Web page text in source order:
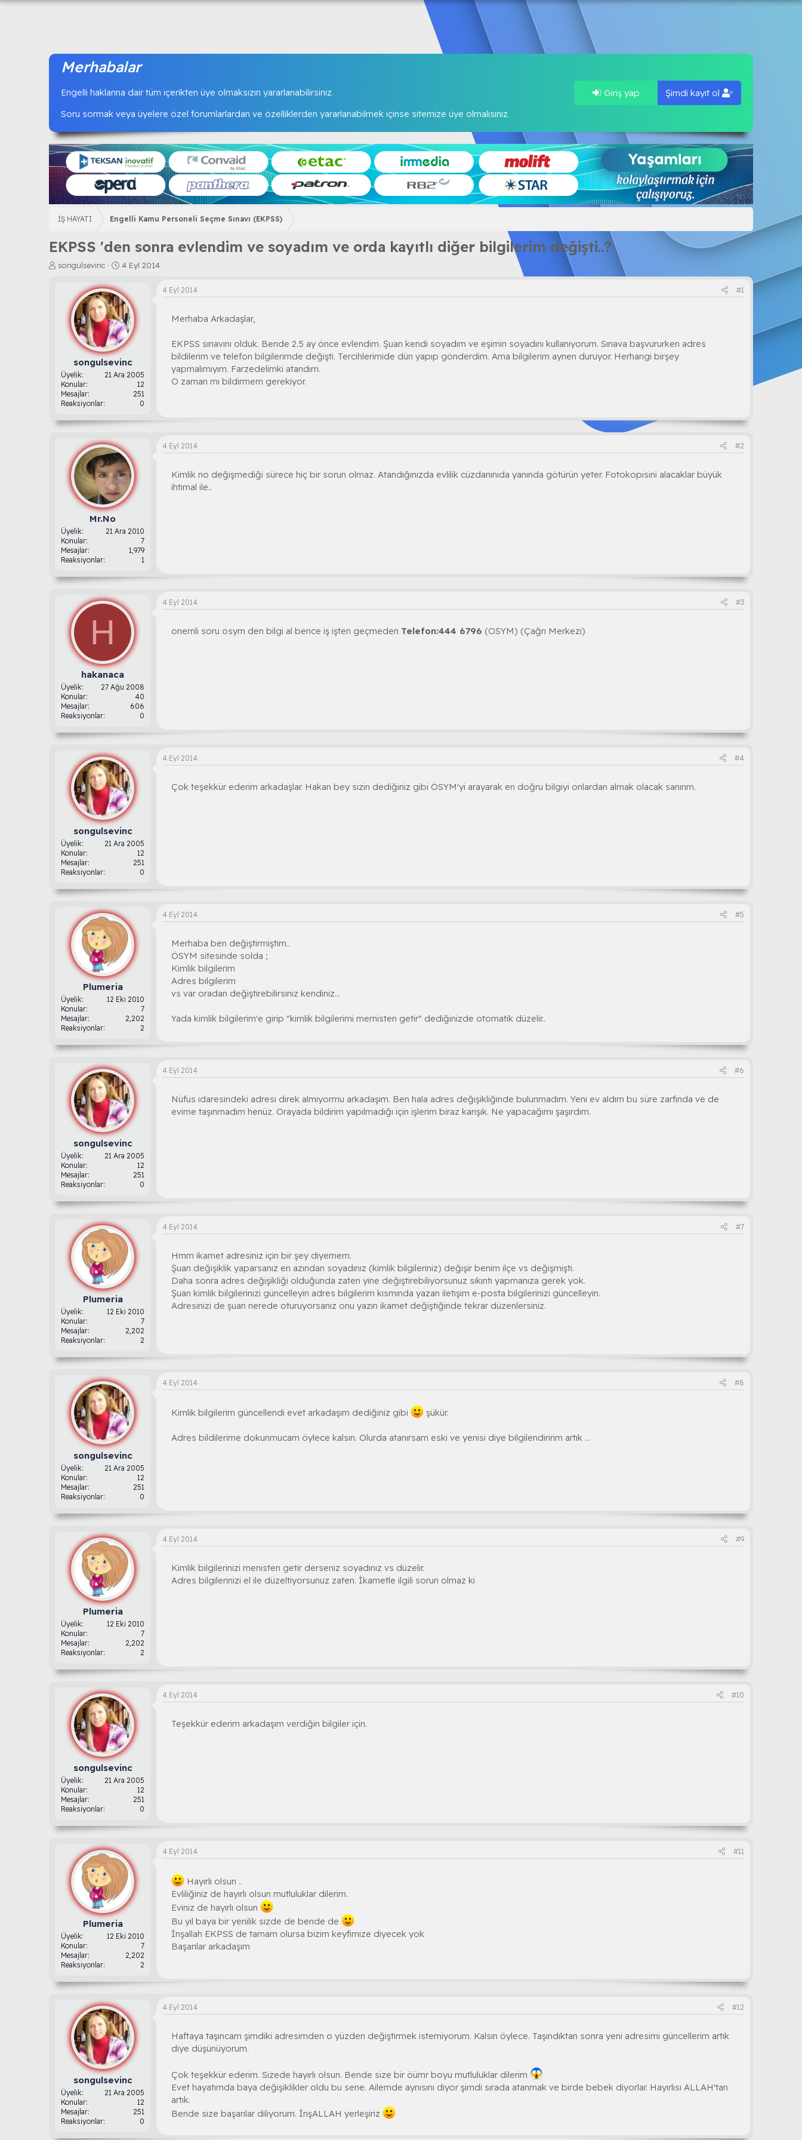
Merhabalar
Engelli haklarına dair tüm içerikten üye olmaksızın yararlanabilirsiniz.
Soru sormak veya üyelere özel forumlarlardan ve özelliklerden yararlanabilmek içinse sitemize üye olmalısınız.
Giriş yap Şimdi kayıt ol
İŞ HAYATI Engelli Kamu Personeli Seçme Sınavı (EKPSS)
EKPSS 'den sonra evlendim ve soyadım ve orda kayıtlı diğer bilgilerim değişti..?
K
a
a
songulsevinc
B
l
a
n
g
ı
ç
t
a
4 Eyl 2014
songulsevinc
Üyelik
21 Ara 2005
Konular
12
Mesajlar
251
Reaksiyonlar
0
4 Eyl 2014 #1
Merhaba Arkadaşlar,
EKPSS sınavını olduk. Bende 2.5 ay önce evlendim. Şuan kendi soyadım ve eşimin soyadını kullanıyorum. Sınava başvururken adres
bildilerim ve telefon bilgilerimde değişti. Tercihlerimide dün yapıp gönderdim. Ama bilgilerim aynen duruyor. Herhangi birşey
yapmalımıyım. Farzedelimki atandım.
O zaman mı bildirmem gerekiyor.
Mr.No
Üyelik
21 Ara 2010
Konular
7
Mesajlar
1,979
Reaksiyonlar
1
4 Eyl 2014 #2
Kimlik no değişmediği sürece hiç bir sorun olmaz. Atandığınızda evlilik cüzdanınıda yanında götürün yeter. Fotokopisini alacaklar büyük
ihtimal ile..
H
hakanaca
Üyelik
27 Ağu 2008
Konular
40
Mesajlar
606
Reaksiyonlar
0
4 Eyl 2014 #3
onemli soru osym den bilgi al bence iş işten geçmeden Telefon:444 6796 (OSYM) (Çağrı Merkezi)
songulsevinc
Üyelik
21 Ara 2005
Konular
12
Mesajlar
251
Reaksiyonlar
0
4 Eyl 2014 #4
Çok teşekkür ederim arkadaşlar. Hakan bey sizin dediğiniz gibi ÖSYM'yi arayarak en doğru bilgiyi onlardan almak olacak sanırım.
Plumeria
Üyelik
12 Eki 2010
Konular
7
Mesajlar
2,202
Reaksiyonlar
2
4 Eyl 2014 #5
Merhaba ben değiştirmiştim..
ÖSYM sitesinde solda ;
Kimlik bilgilerim
Adres bilgilerim
vs var oradan değiştirebilirsiniz kendiniz...
Yada kimlik bilgilerim'e girip "kimlik bilgilerimi mernisten getir" dediğinizde otomatik düzelir..
songulsevinc
Üyelik
21 Ara 2005
Konular
12
Mesajlar
251
Reaksiyonlar
0
4 Eyl 2014 #6
Nüfus idaresindeki adresi direk almıyormu arkadaşım. Ben hala adres değişikliğinde bulunmadım. Yeni ev aldım bu süre zarfında ve de
evime taşınmadım henüz. Orayada bildirim yapılmadığı için işlerim biraz karışık. Ne yapacağımı şaşırdım.
Plumeria
Üyelik
12 Eki 2010
Konular
7
Mesajlar
2,202
Reaksiyonlar
2
4 Eyl 2014 #7
Hmm ikamet adresiniz için bir şey diyemem.
Şuan değişiklik yaparsanız en azından soyadınız (kimlik bilgileriniz) değişir benim ilçe vs değişmişti.
Daha sonra adres değişikliği olduğunda zaten yine değiştirebiliyorsunuz sıkıntı yapmanıza gerek yok.
Şuan kimlik bilgilerinizi güncelleyin adres bilgilerim kısmında yazan iletişim e-posta bilgilerinizi güncelleyin.
Adresinizi de şuan nerede oturuyorsanız onu yazın ikamet değiştiğinde tekrar düzenlersiniz.
songulsevinc
Üyelik
21 Ara 2005
Konular
12
Mesajlar
251
Reaksiyonlar
0
4 Eyl 2014 #8
Kimlik bilgilerim güncellendi evet arkadaşım dediğiniz gibi şükür.
Adres bildilerime dokunmucam öylece kalsın. Olurda atanırsam eski ve yenisi diye bilgilendiririm artık ...
Plumeria
Üyelik
12 Eki 2010
Konular
7
Mesajlar
2,202
Reaksiyonlar
2
4 Eyl 2014 #9
Kimlik bilgilerinizi menisten getir derseniz soyadınız vs düzelir.
Adres bilgilerinizi el ile düzeltiyorsunuz zaten. İkametle ilgili sorun olmaz ki
songulsevinc
Üyelik
21 Ara 2005
Konular
12
Mesajlar
251
Reaksiyonlar
0
4 Eyl 2014 #10
Teşekkür ederim arkadaşım verdiğin bilgiler için.
Plumeria
Üyelik
12 Eki 2010
Konular
7
Mesajlar
2,202
Reaksiyonlar
2
4 Eyl 2014 #11
Hayırlı olsun ..
Evliliğiniz de hayırlı olsun mutluluklar dilerim.
Eviniz de hayırlı olsun
Bu yıl baya bir yenilik sizde de bende de
İnşallah EKPSS de tamam olursa bizim keyfimize diyecek yok
Başarılar arkadaşım
songulsevinc
Üyelik
21 Ara 2005
Konular
12
Mesajlar
251
Reaksiyonlar
0
4 Eyl 2014 #12
Haftaya taşıncam şimdiki adresimden o yüzden değiştirmek istemiyorum. Kalsın öylece. Taşındıktan sonra yeni adresimi güncellerim artık
diye düşünüyorum.
Çok teşekkür ederim. Sizede hayırlı olsun. Bende size bir öümr boyu mutluluklar dilerim
Evet hayatımda baya değişiklikler oldu bu sene. Ailemde aynısını diyor şimdi sırada atanmak ve birde bebek diyorlar. Hayırlısı ALLAH'tan
artık.
Bende size başarılar diliyorum. İnşALLAH yerleşiriz